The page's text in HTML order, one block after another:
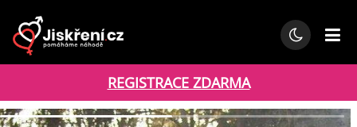
REGISTRACE ZDARMA